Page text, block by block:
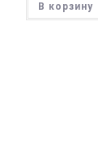
В корзину